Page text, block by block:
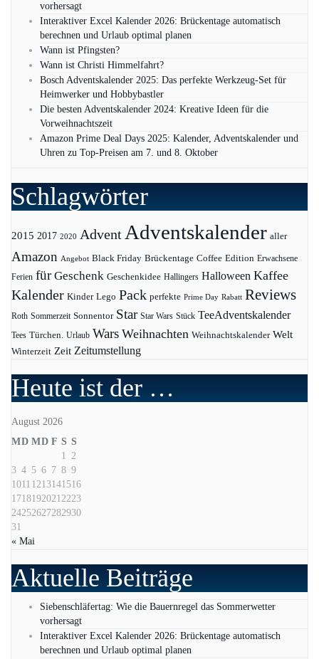
vorhersagt
Interaktiver Excel Kalender 2026: Brückentage automatisch
berechnen und Urlaub optimal planen
Wann ist Pfingsten?
Wann ist Christi Himmelfahrt?
Bosch Adventskalender 2025: Das perfekte Werkzeug-Set für
Heimwerker und Hobbybastler
Die besten Adventskalender 2024: Kreative Ideen für die
Vorweihnachtszeit
Amazon Prime Deal Days 2025: Kalender, Adventskalender und
Uhren zu Top-Preisen am 7. und 8. Oktober
Schlagwörter
2015 2017 2020 Advent Adventskalender aller
Amazon Angebot Black Friday Brückentage Coffee Edition Erwachsene
Ferien für Geschenk Geschenkidee Hallingers Halloween Kaffee
Kalender Kinder Lego Pack perfekte Prime Day Rabatt Reviews
Roth Sommerzeit Sonnentor Star Star Wars Stück TeeAdventskalender
Tees Türchen. Urlaub Wars Weihnachten Weihnachtskalender Welt
Winterzeit Zeit Zeitumstellung
Heute ist der …
August 2026
MD MD F S S
1 2
3 4 5 6 7 8 9
1011 1213141516
17181920212223
24252627282930
31
« Mai
Aktuelle Beiträge
Siebenschläfertag: Wie die Bauernregel das Sommerwetter
vorhersagt
Interaktiver Excel Kalender 2026: Brückentage automatisch
berechnen und Urlaub optimal planen